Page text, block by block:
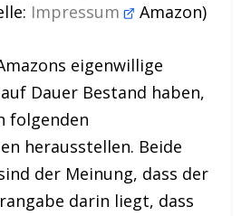
Impressum Amazon)
eigenwillige
Dauer Bestand haben,
folgenden
herausstellen. Beide
der Meinung, dass der
darin liegt, dass